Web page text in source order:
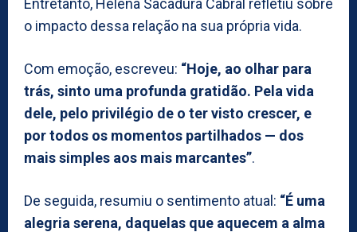
Entretanto, Helena Sacadura Cabral refletiu sobre
o impacto dessa relação na sua própria vida.
Com emoção, escreveu: “Hoje, ao olhar para
trás, sinto uma profunda gratidão. Pela vida
dele, pelo privilégio de o ter visto crescer, e
por todos os momentos partilhados — dos
mais simples aos mais marcantes”.
De seguida, resumiu o sentimento atual: “É uma
alegria serena, daquelas que aquecem a alma